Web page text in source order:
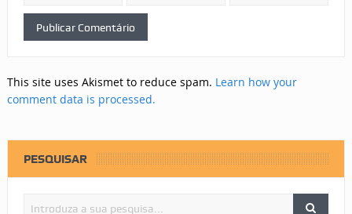
This site uses Akismet to reduce spam. Learn how your
comment data is processed.
PESQUISAR